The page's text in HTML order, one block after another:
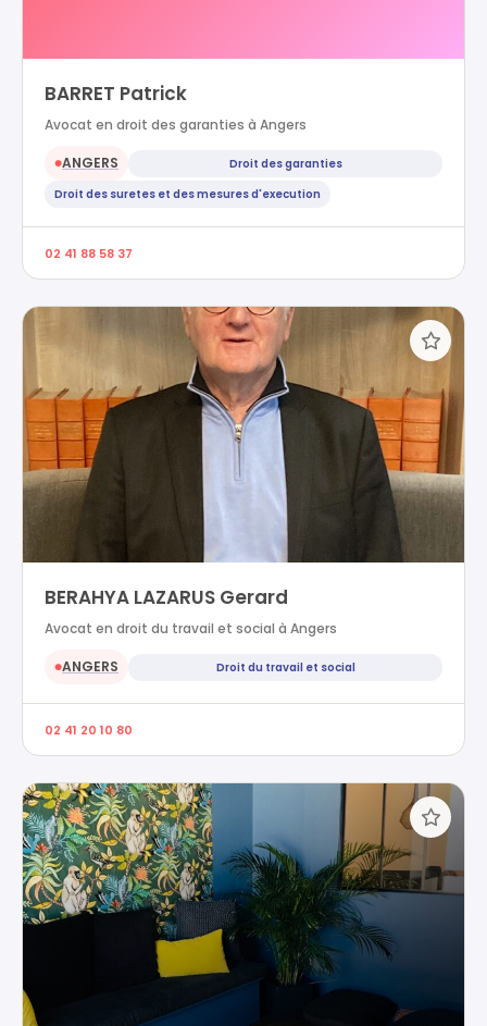
BARRET Patrick
Avocat en droit des garanties à Angers
●ANGERS
Droit des garanties
Droit des suretes et des mesures d'execution
02 41 88 58 37
BERAHYA LAZARUS Gerard
Avocat en droit du travail et social à Angers
●ANGERS Droit du travail et social
02 41 20 10 80